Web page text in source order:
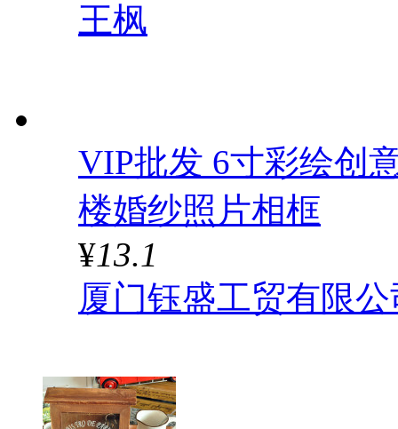
王枫
VIP批发 6寸彩绘创
楼婚纱照片相框
¥13.1
厦门钰盛工贸有限公